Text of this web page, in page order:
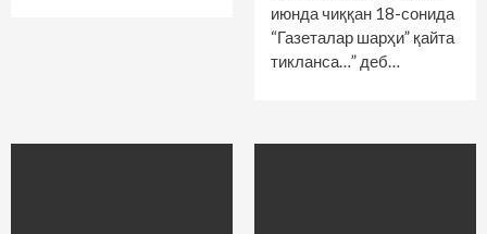
июнда чиққан 18-сонида
“Газеталар шарҳи” қайта
тикланса…” деб…